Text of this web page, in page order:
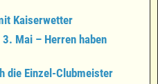
Kaiserwetter
Mai – Herren haben
die Einzel-Clubmeister